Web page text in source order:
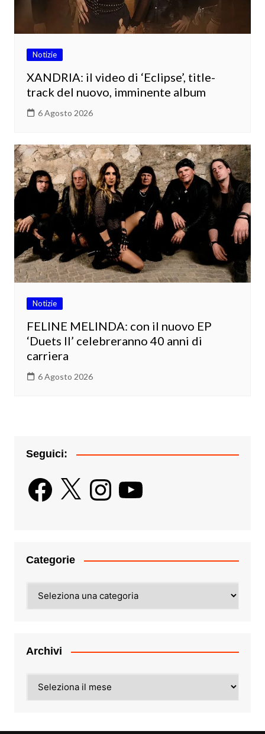
Notizie
XANDRIA: il video di ‘Eclipse’, title-
track del nuovo, imminente album
6 Agosto 2026
Notizie
FELINE MELINDA: con il nuovo EP
‘Duets II’ celebreranno 40 anni di
carriera
6 Agosto 2026
Seguici:
Facebook
X InstagramYouTube
Categorie
Archivi